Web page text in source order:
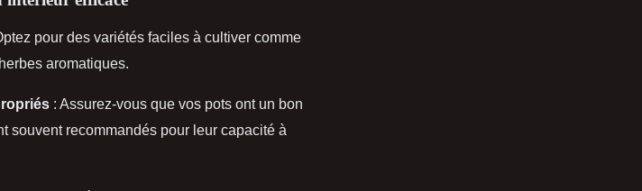
pour des variétés faciles à cultiver comme
aromatiques.
: Assurez-vous que vos pots ont un bon
souvent recommandés pour leur capacité à